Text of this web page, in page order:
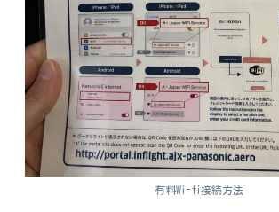
有料Wi-fi接続方法